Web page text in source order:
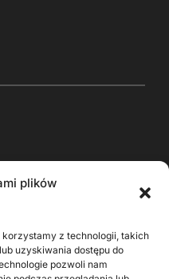
plików
z technologii, takich
uzyskiwania dostępu do
pozwoli nam